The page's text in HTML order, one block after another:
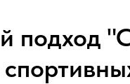
подход